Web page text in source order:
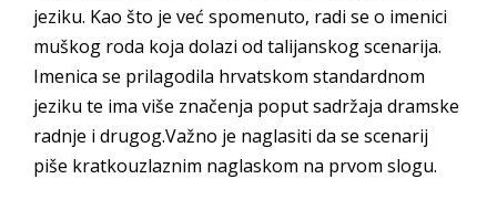
jeziku. Kao što je već spomenuto, radi se o imenici
muškog roda koja dolazi od talijanskog scenarija.
Imenica se prilagodila hrvatskom standardnom
jeziku te ima više značenja poput sadržaja dramske
radnje i drugog.Važno je naglasiti da se scenarij
piše kratkouzlaznim naglaskom na prvom slogu.